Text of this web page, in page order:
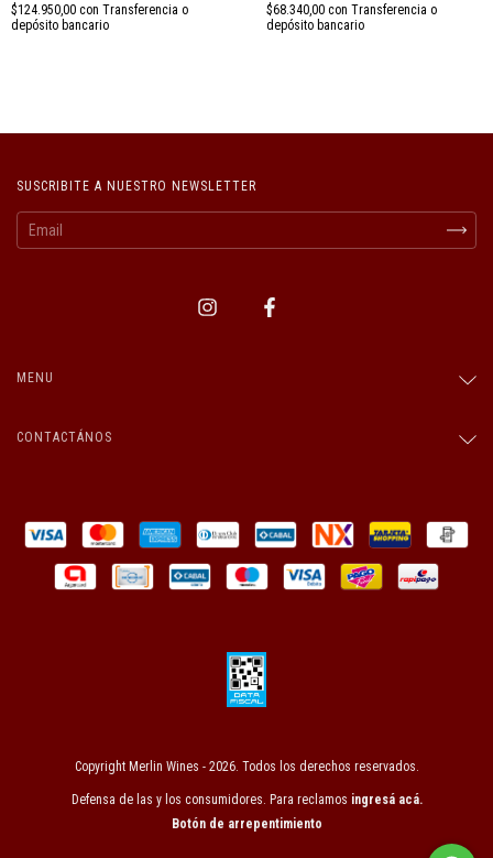
$124.950,00 con Transferencia o
depósito bancario
$68.340,00 con Transferencia o
depósito bancario
SUSCRIBITE A NUESTRO NEWSLETTER
MENU
CONTACTÁNOS
Copyright Merlin Wines - 2026. Todos los derechos reservados.
Defensa de las y los consumidores. Para reclamos ingresá acá.
Botón de arrepentimiento